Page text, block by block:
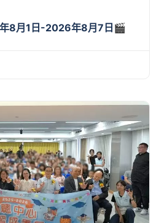
年8月1日-2026年8月7日🎬